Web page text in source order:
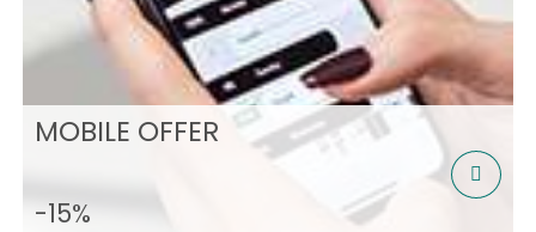
MOBILE OFFER
-15%